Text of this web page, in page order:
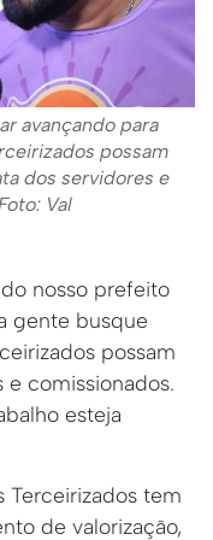
avançando para
possam
dos servidores e
Val
nosso prefeito
gente busque
possam
comissionados.
esteja
Terceirizados tem
de valorização,